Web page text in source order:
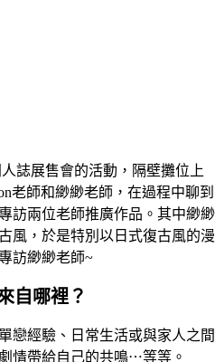
誌展售會的活動，隔壁攤位上
老師和緲緲老師，在過程中聊到
訪兩位老師推廣作品。其中緲緲
風，於是特別以日式復古風的漫
訪緲緲老師~
自哪裡？
戀經驗、日常生活或與家人之間
情帶給自己的共鳴⋯等等。